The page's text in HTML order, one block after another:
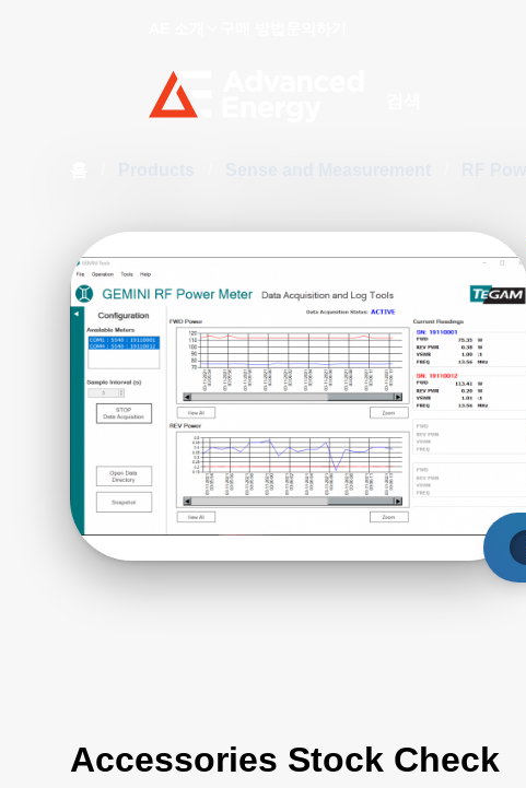
Accessories Stock Check